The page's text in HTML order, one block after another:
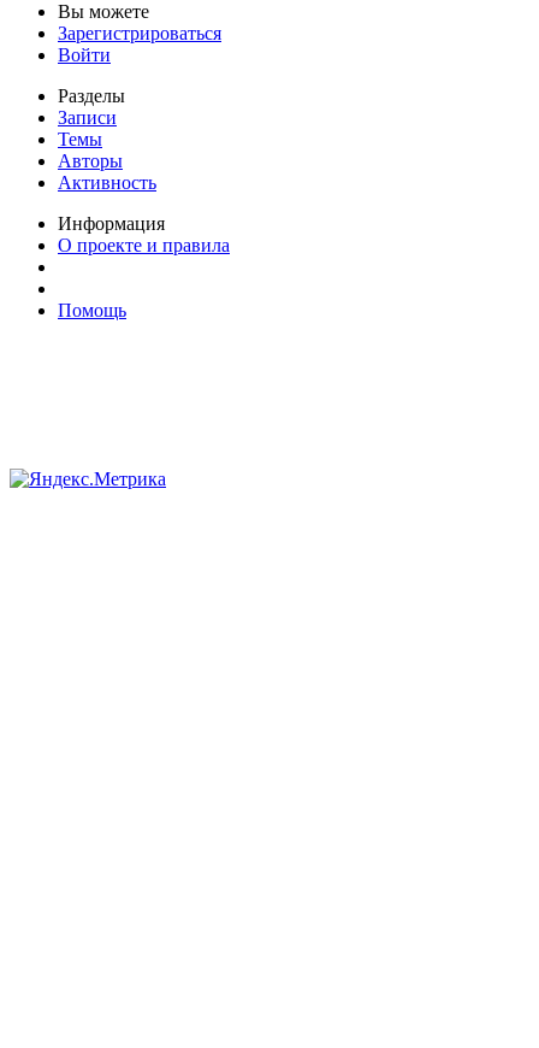
Вы можете
Зарегистрироваться
Войти
Разделы
Записи
Темы
Авторы
Активность
Информация
О проекте и правила
Помощь